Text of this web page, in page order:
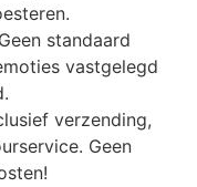
Geen standaard
vastgelegd
verzending,
Geen